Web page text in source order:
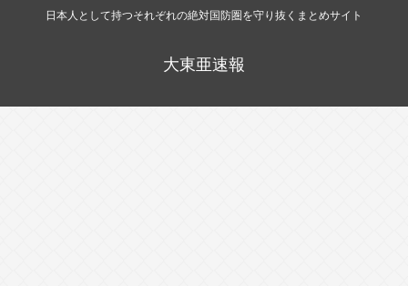
日本人として持つそれぞれの絶対国防圏を守り抜くまとめサイト
大東亜速報